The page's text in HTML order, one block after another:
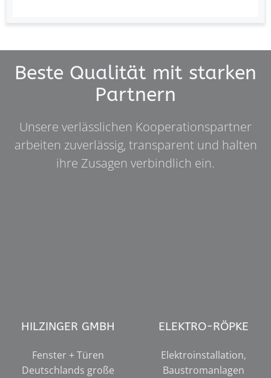
Beste Qualität mit starken
Partnern
Unsere verlässlichen Kooperationspartner
arbeiten zuverlässig, transparent und halten
ihre Zusagen verbindlich ein.
HILZINGER GMBH
Fenster + Türen
Deutschlands große
ELEKTRO-RÖPKE
Elektroinstallation,
Baustromanlagen